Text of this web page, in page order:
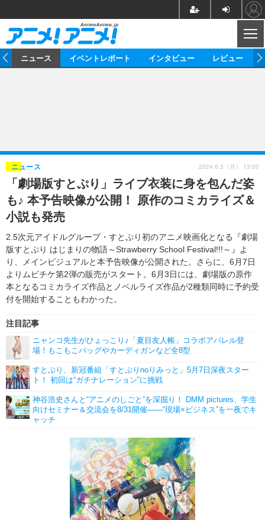
ゲーム グッズ
イベント 海外
海外イベント ビジネス
俳優・タレント アーティスト
ビジネス
アニメ 実写
書評 イベント
ゲーム 座談会
動画
アニメ
アニメ！アニメ！TV ABEMA Cafe
連載・コラム
ニュース イベントレポート インタビュー レビュー
「劇場版すとぷり」ライブ衣装に身を包んだ姿
も♪ 本予告映像が公開！ 原作のコミカライズ＆
小説も発売
2.5次元アイドルグループ・すとぷり初のアニメ映画化となる『劇場
版すとぷり はじまりの物語～Strawberry School Festival!!!～』よ
り、メインビジュアルと本予告映像が公開された。さらに、6月7日
よりムビチケ第2弾の販売がスタート。6月3日には、劇場版の原作
本となるコミカライズ作品とノベルライズ作品が2種類同時に予約受
付を開始することもわかった。
ニュース
注目記事
ニャンコ先生がひょっこり♪「夏目友人帳」コラボアパレル登
場！もこもこバッグやカーディガンなど全8型
すとぷり、新冠番組「すとぷりnoりみっと」5月7日深夜スター
ト！ 初回は“ガチナレーション”に挑戦
神谷浩史さんと“アニメのしごと”を深掘り！ DMM pictures、学生
向けセミナー＆交流会を8/31開催――“現場×ビジネス”を一夜でキ
ャッチ
2024.6.3（月） 13:00